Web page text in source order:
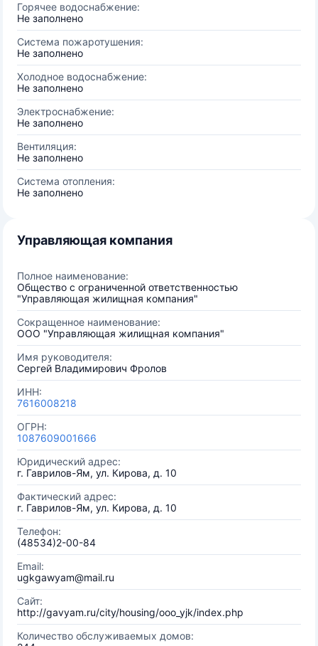
Горячее водоснабжение:
Не заполнено
Система пожаротушения:
Не заполнено
Холодное водоснабжение:
Не заполнено
Электроснабжение:
Не заполнено
Вентиляция:
Не заполнено
Система отопления:
Не заполнено
Управляющая компания
Полное наименование:
Общество с ограниченной ответственностью
"Управляющая жилищная компания"
Сокращенное наименование:
ООО "Управляющая жилищная компания"
Имя руководителя:
Сергей Владимирович Фролов
ИНН:
7616008218
ОГРН:
1087609001666
Юридический адрес:
г. Гаврилов-Ям, ул. Кирова, д. 10
Фактический адрес:
г. Гаврилов-Ям, ул. Кирова, д. 10
Телефон:
(48534)2-00-84
Email:
ugkgawyam@mail.ru
Сайт:
http://gavyam.ru/city/housing/ooo_yjk/index.php
Количество обслуживаемых домов: